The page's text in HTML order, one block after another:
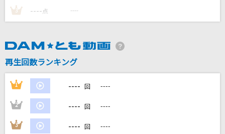
濁流のほとり 清流の淵
母国情緒
東京事変
DAMの新曲・ランキングなど
3 ---- 点 ----
再生回数ランキング
1 ---- 回 ----
2 ---- 回 ----
3 ---- 回 ----